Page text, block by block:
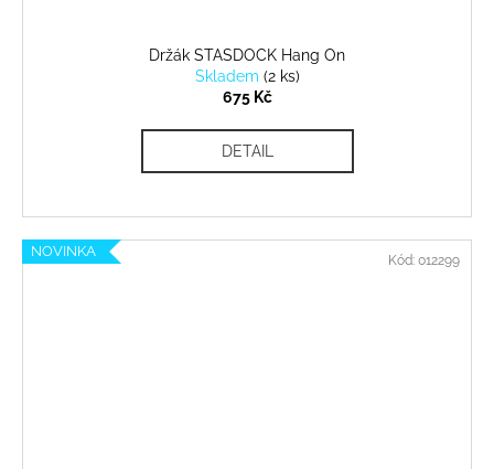
Držák STASDOCK Hang On
Skladem (2 ks)
675 Kč
DETAIL
NOVINKA
Kód: 012299